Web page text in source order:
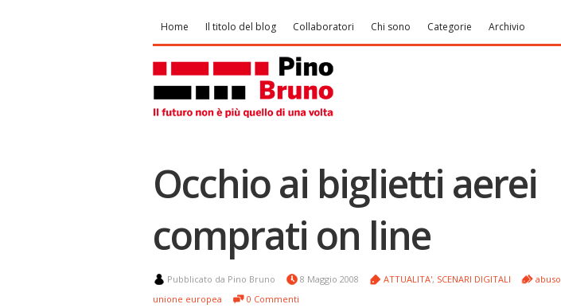
Home Il titolo del blog Collaboratori Chi sono Categorie Archivio
Occhio ai biglietti aerei
comprati on line
Pubblicato da Pino Bruno 8 Maggio 2008 ATTUALITA', SCENARI DIGITALI abuso
unione europea
0 Commenti